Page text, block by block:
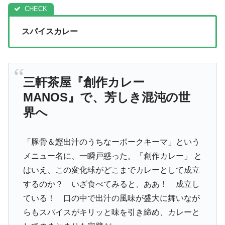
スパイスカレー
三軒茶屋『創作カレー
MANOS』で、芳しき混沌の世
界へ
「豚骨＆鰹出汁のうちなーポークキーマ」という
メニュー名に、一瞬戸惑った。「創作カレー」 と
はいえ、この変化球がどこまでカレーとして成立
するのか？ いざ食べてみると、ああ！ 成立し
ている！ 口の中で出汁の風味が盛大に舞いなが
らもスパイスがキリッと味を引き締め、カレーと